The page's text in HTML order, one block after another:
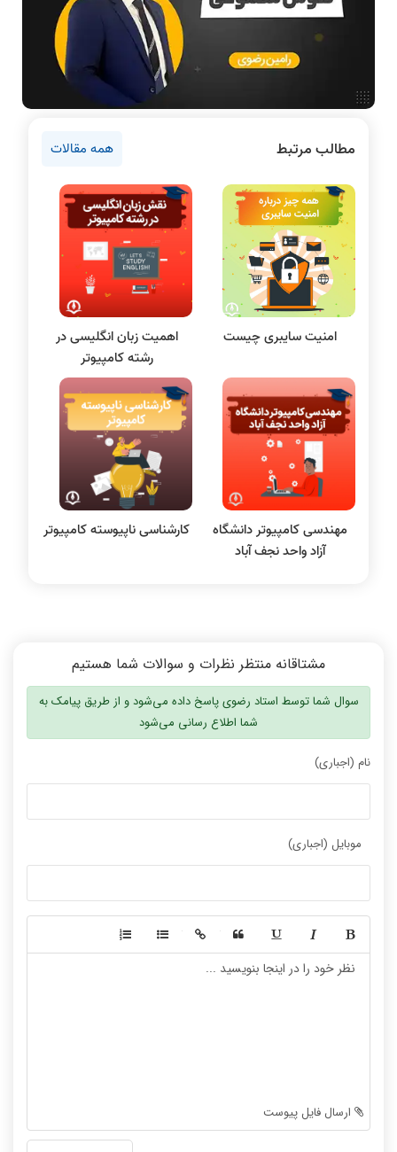
دانشگاه ها
اخبار آزمون ها
دروس مهندسی کامپیوتر
پایتون
سی شارپ
علم داده
مقاله نویسی
بلاکچین
پایگاه داده
سیستم عامل
نظریه زبانها
سیگنال و سیستمها
مطالب مرتبط همه مقالات
امنیت سایبری چیست
اهمیت زبان انگلیسی در
رشته کامپیوتر
مهندسی کامپیوتر دانشگاه
آزاد واحد نجف آباد
کارشناسی ناپیوسته کامپیوتر
مشتاقانه منتظر نظرات و سوالات شما هستیم
سوال شما توسط استاد رضوی پاسخ داده می‌شود و از طریق پیامک به
شما اطلاع رسانی می‌شود
نام (اجباری)
موبایل (اجباری)
-
-
-
-
-
-